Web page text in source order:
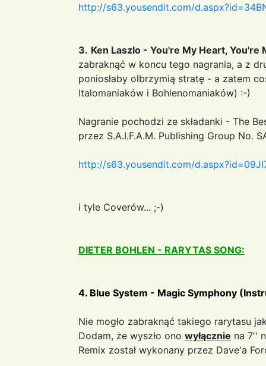
http://s63.yousendit.com/
3. Ken Laszlo - You're My Heart,
zabraknąć w koncu tego nagrania, a z
poniosłaby olbrzymią stratę - a zatem
Italomaniaków i Bohlenomaniaków) :-)
Nagranie pochodzi ze składanki - The
przez S.A.I.F.A.M. Publishing Group No.
http://s63.yousendit.com/
i tyle Coverów... ;-)
DIETER BOHLEN - RARYTAS SONG:
4. Blue System - Magic Symphony
Nie mogło zabraknąć takiego rarytasu
Dodam, że wyszło ono wyłącznie na 7''
Remix został wykonany przez Dave'a